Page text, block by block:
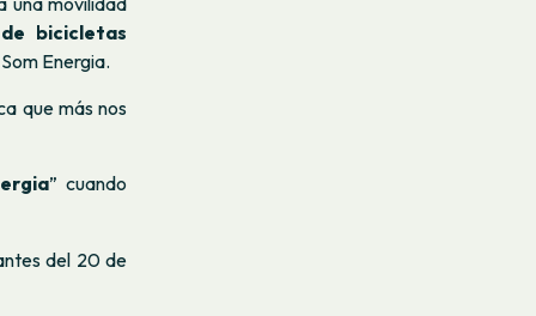
bicicletas
Energia.
que más nos
” cuando
del 20 de